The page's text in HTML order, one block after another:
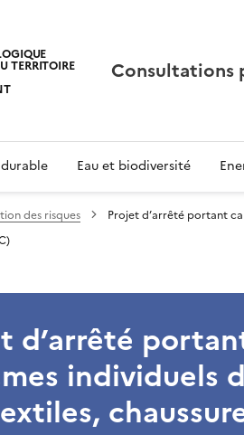
TERRITOIRE Consultations
Eau et biodiversité
des risques
Projet d’arrêté portant
d’arrêté
individuels